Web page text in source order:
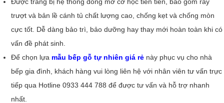
trượt và bản lề cánh tủ chất lượng cao, chống kẹt và chống mòn
cực tốt. Dễ dàng bảo trì, bảo dưỡng hay thay mới hoàn toàn khi có
vấn đề phát sinh.
Để chọn lựa mẫu bếp gỗ tự nhiên giá rẻ này phục vụ cho nhà
bếp gia đình, khách hàng vui lòng liên hệ với nhân viên tư vấn trực
tiếp qua Hotline 0933 444 788 để được tư vấn và hỗ trợ nhanh
nhất.